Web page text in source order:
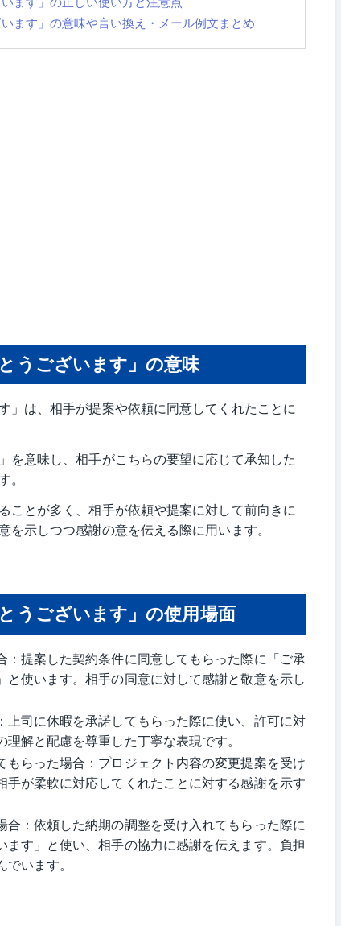
ます」の意味や言い換え・メール例文まとめ
うございます」の意味
」は、相手が提案や依頼に同意してくれたことに
を意味し、相手がこちらの要望に応じて承知した
。
ことが多く、相手が依頼や提案に対して前向きに
を示しつつ感謝の意を伝える際に用います。
うございます」の使用場面
：提案した契約条件に同意してもらった際に「ご承
と使います。相手の同意に対して感謝と敬意を示し
上司に休暇を承諾してもらった際に使い、許可に対
解と配慮を尊重した丁寧な表現です。
もらった場合：プロジェクト内容の変更提案を受け
手が柔軟に対応してくれたことに対する感謝を示す
合：依頼した納期の調整を受け入れてもらった際に
ます」と使い、相手の協力に感謝を伝えます。負担
います。